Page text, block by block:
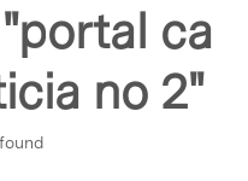
"portal ca
no 2"